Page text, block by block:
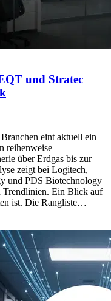
und Stratec
eint aktuell ein
reihenweise
über Erdgas bis zur
zeigt bei Logitech,
und PDS Biotechnology
Trendlinien. Ein Blick auf
ist. Die Rangliste…